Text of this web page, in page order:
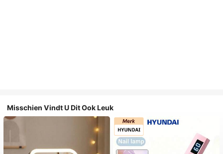
Misschien Vindt U Dit Ook Leuk